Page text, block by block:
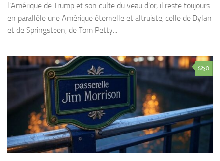
l’Amérique de Trump et son culte du veau d’or, il reste toujours
en parallèle une Amérique éternelle et altruiste, celle de Dylan
et de Springsteen, de Tom Petty...
0